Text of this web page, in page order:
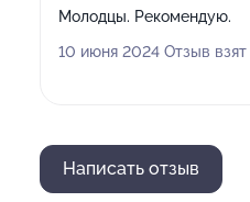
Молодцы. Рекомендую.
10 июня 2024 Отзыв взят
Написать отзыв